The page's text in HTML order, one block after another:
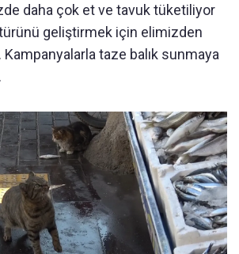
daha çok et ve tavuk tüketiliyor
geliştirmek için elimizden
Kampanyalarla taze balık sunmaya